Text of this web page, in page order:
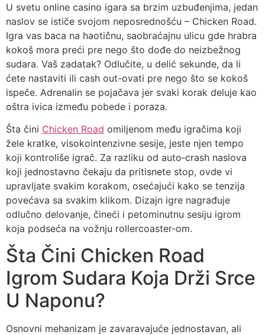
U svetu online casino igara sa brzim uzbuđenjima, jedan
naslov se ističe svojom neposrednošću – Chicken Road.
Igra vas baca na haotičnu, saobraćajnu ulicu gde hrabra
kokoš mora preći pre nego što dođe do neizbežnog
sudara. Vaš zadatak? Odlučite, u delić sekunde, da li
ćete nastaviti ili cash out-ovati pre nego što se kokoš
ispeče. Adrenalin se pojačava jer svaki korak deluje kao
oštra ivica između pobede i poraza.
Šta čini Chicken Road omiljenom među igračima koji
žele kratke, visokointenzivne sesije, jeste njen tempo
koji kontroliše igrač. Za razliku od auto‑crash naslova
koji jednostavno čekaju da pritisnete stop, ovde vi
upravljate svakim korakom, osećajući kako se tenzija
povećava sa svakim klikom. Dizajn igre nagrađuje
odlučno delovanje, čineći i petominutnu sesiju igrom
koja podseća na vožnju rollercoaster‑om.
Šta Čini Chicken Road
Igrom Sudara Koja Drži Srce
U Naponu?
Osnovni mehanizam je zavaravajuće jednostavan, ali